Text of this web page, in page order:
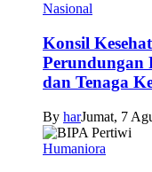
Nasional
Konsil
Perundungan
dan Tenaga
By harJumat, 7
Humaniora